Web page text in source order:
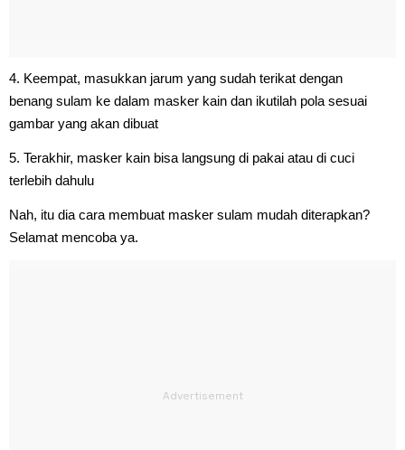
4. Keempat, masukkan jarum yang sudah terikat dengan
benang sulam ke dalam masker kain dan ikutilah pola sesuai
gambar yang akan dibuat
5. Terakhir, masker kain bisa langsung di pakai atau di cuci
terlebih dahulu
Nah, itu dia cara membuat masker sulam mudah diterapkan?
Selamat mencoba ya.